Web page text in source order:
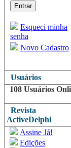
Esqueci minha
senha
Novo Cadastro
Usuários
108 Usuários
Revista
ActiveDelphi
Assine Já!
Edições